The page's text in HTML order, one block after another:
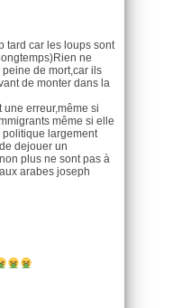
tard car les loups sont
ne
de mort,car ils
de monter dans la
une erreur,même si
même si elle
politique largement
dejouer un
plus ne sont pas à
arabes joseph